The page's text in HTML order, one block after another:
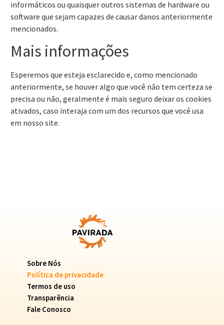
informáticos ou quaisquer outros sistemas de hardware ou
software que sejam capazes de causar danos anteriormente
mencionados.
Mais informações
Esperemos que esteja esclarecido e, como mencionado
anteriormente, se houver algo que você não tem certeza se
precisa ou não, geralmente é mais seguro deixar os cookies
ativados, caso interaja com um dos recursos que você usa
em nosso site.
Sobre Nós
Política de privacidade
Termos de uso
Transparência
Fale Conosco